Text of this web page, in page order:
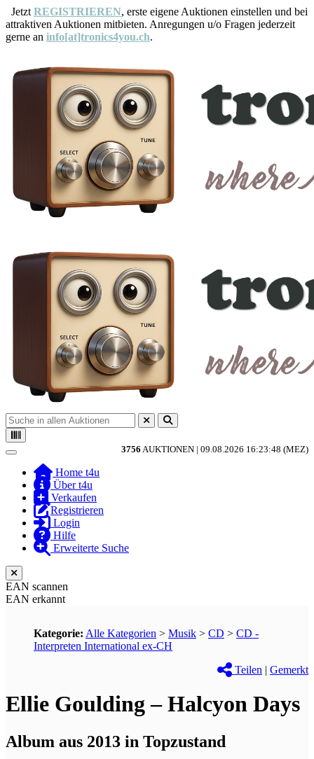
Jetzt REGISTRIEREN, erste eigene Auktionen einstellen und bei
attraktiven Auktionen mitbieten. Anregungen u/o Fragen jederzeit
gerne an info[at]tronics4you.ch.
3756 AUKTIONEN | 09.08.2026 16:23:48 (MEZ)
Toggle navigation
Home t4u
Über t4u
Verkaufen
Registrieren
Login
Hilfe
Erweiterte Suche
EAN scannen
EAN erkannt
Kategorie: Alle Kategorien > Musik > CD > CD -
Interpreten International ex-CH
Teilen | Gemerkt
Ellie Goulding – Halcyon Days
Album aus 2013 in Topzustand